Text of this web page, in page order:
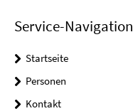
Service-Navigation
Startseite
Personen
Kontakt